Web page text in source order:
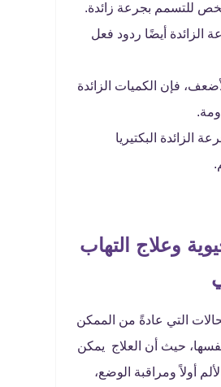
للتسمم بجرعة زائدة.
الزائدة أيضًا ردود فعل
فإن الكميات الزائدة
الزائدة البكتيريا
وعلاج التهاب
التي عادةً من الممكن
حيث أن العلاج يمكن
أولاً ومراقبة الوضع،